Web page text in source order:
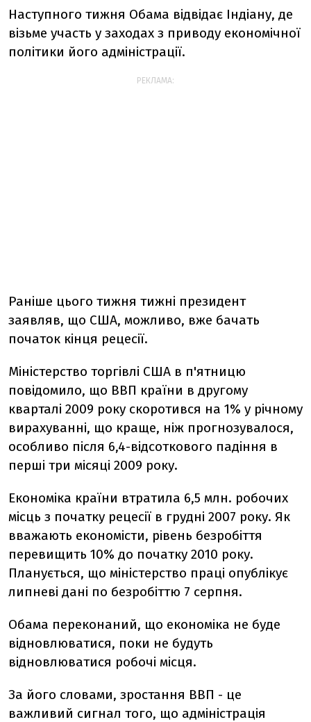
Наступного тижня Обама відвідає Індіану, де
візьме участь у заходах з приводу економічної
політики його адміністрації.
РЕКЛАМА:
Раніше цього тижня тижні президент
заявляв, що США, можливо, вже бачать
початок кінця рецесії.
Міністерство торгівлі США в п'ятницю
повідомило, що ВВП країни в другому
кварталі 2009 року скоротився на 1% у річному
вирахуванні, що краще, ніж прогнозувалося,
особливо після 6,4-відсоткового падіння в
перші три місяці 2009 року.
Економіка країни втратила 6,5 млн. робочих
місць з початку рецесії в грудні 2007 року. Як
вважають економісти, рівень безробіття
перевищить 10% до початку 2010 року.
Планується, що міністерство праці опублікує
липневі дані по безробіттю 7 серпня.
Обама переконаний, що економіка не буде
відновлюватися, поки не будуть
відновлюватися робочі місця.
За його словами, зростання ВВП - це
важливий сигнал того, що адміністрація